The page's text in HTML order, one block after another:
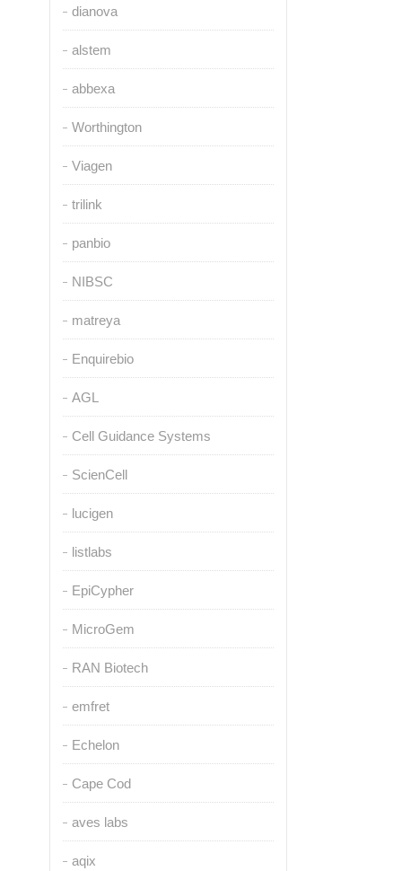
dianova
alstem
abbexa
Worthington
Viagen
trilink
panbio
NIBSC
matreya
Enquirebio
AGL
Cell Guidance Systems
ScienCell
lucigen
listlabs
EpiCypher
MicroGem
RAN Biotech
emfret
Echelon
Cape Cod
aves labs
aqix